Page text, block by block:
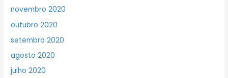
novembro 2020
outubro 2020
setembro 2020
agosto 2020
julho 2020